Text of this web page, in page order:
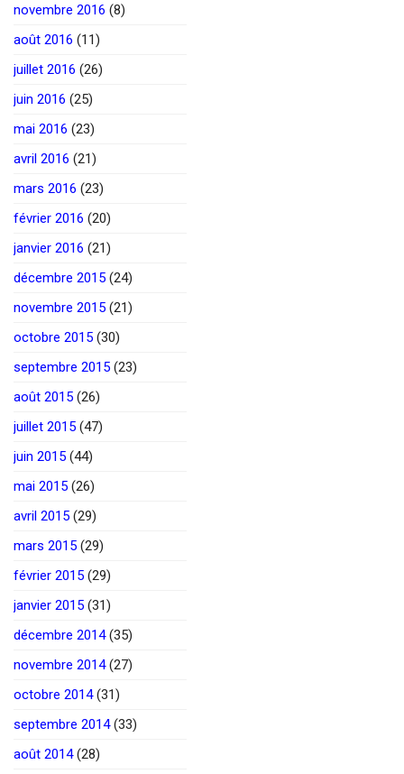
novembre 2016 (8)
août 2016 (11)
juillet 2016 (26)
juin 2016 (25)
mai 2016 (23)
avril 2016 (21)
mars 2016 (23)
février 2016 (20)
janvier 2016 (21)
décembre 2015 (24)
novembre 2015 (21)
octobre 2015 (30)
septembre 2015 (23)
août 2015 (26)
juillet 2015 (47)
juin 2015 (44)
mai 2015 (26)
avril 2015 (29)
mars 2015 (29)
février 2015 (29)
janvier 2015 (31)
décembre 2014(35)
novembre 2014(27)
octobre 2014(31)
septembre 2014(33)
août 2014(28)